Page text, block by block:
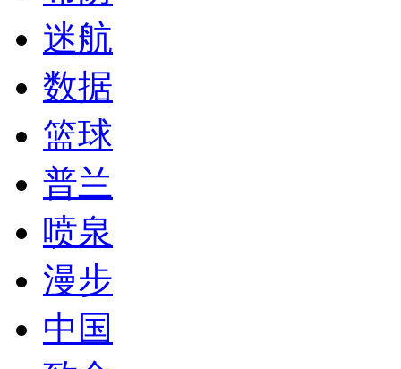
迷航
数据
篮球
普兰
喷泉
漫步
中国